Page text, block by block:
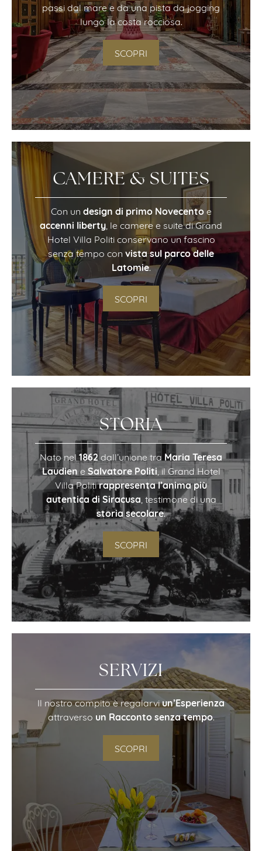
passi dal mare e da una pista da jogging
lungo la costa rocciosa.
SCOPRI
CAMERE & SUITES
Con un design di primo Novecentoe
accenni liberty , le camere e suite di Grand
Hotel Villa Politi conservano un fascino
senza tempo con vista sul parco delle
Latomie.
SCOPRI
STORIA
Nato nel1862dall’unione tra Maria Teresa
Laudiene Salvatore Politi , il Grand Hotel
Villa Politirappresenta l’anima più
autentica di Siracusa , testimone di una
storia secolare.
SCOPRI
SERVIZI
Il nostro compito è regalarviun’Esperienza
attraverso un Racconto senza tempo.
SCOPRI